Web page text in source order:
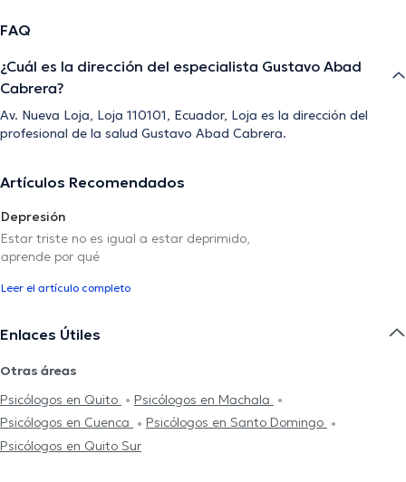
FAQ
¿Cuál es la dirección del especialista Gustavo Abad
Cabrera?
Av. Nueva Loja, Loja 110101, Ecuador, Loja es la dirección del
profesional de la salud Gustavo Abad Cabrera.
Artículos Recomendados
Depresión
Estar triste no es igual a estar deprimido,
aprende por qué
Leer el artículo completo
Enlaces Útiles
Otras áreas
Psicólogos en Quito
Psicólogos en Machala
Psicólogos en Cuenca
Psicólogos en Santo Domingo
Psicólogos en Quito Sur